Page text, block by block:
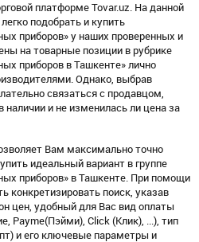
платформе Tovar.uz. На данной
подобрать и купить
приборов» у наших проверенных и
на товарные позиции в рубрике
приборов в Ташкенте» лично
Однако, выбрав
связаться с продавцом,
наличии и не изменилась ли цена за
Вам максимально точно
идеальный вариант в группе
приборов» в Ташкенте. При помощи
конкретизировать поиск, указав
цен, удобный для Вас вид оплаты
Payme(Пэйми), Click (Клик), ...), тип
и его ключевые параметры и